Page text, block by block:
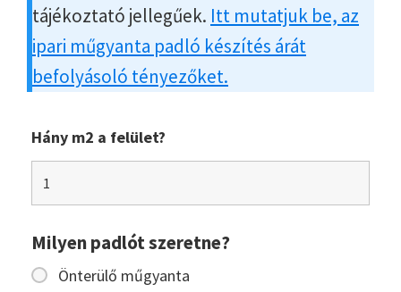
tájékoztató jellegűek. Itt mutatjuk be, az
ipari műgyanta padló készítés árát
befolyásoló tényezőket.
Hány m2 a felület?
Milyen padlót szeretne?
Önterülő műgyanta